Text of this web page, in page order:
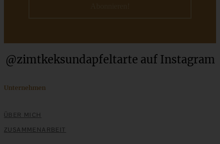
@zimtkeksundapfeltarte auf Instagram
Unternehmen
ÜBER MICH
ZUSAMMENARBEIT